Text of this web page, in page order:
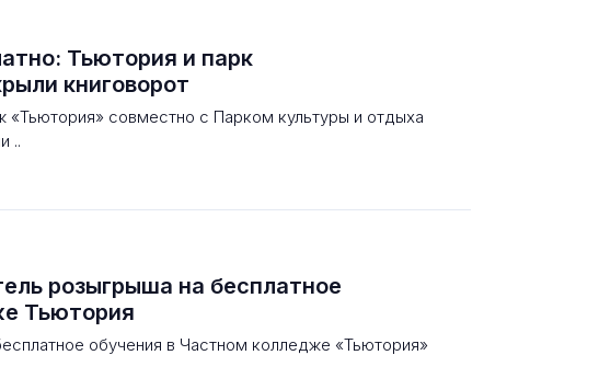
Тьютория и парк
книговорот
«Тьютория» совместно с Парком культуры и отдыха
..
розыгрыша на бесплатное
Тьютория
обучения в Частном колледже «Тьютория»